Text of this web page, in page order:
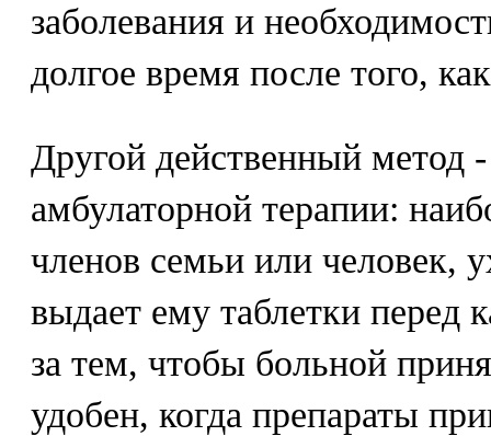
заболевания и
долгое время после того,
Другой действенный метод
амбулаторной терапии:
членов семьи или
выдает ему таблетки
за тем, чтобы больной
удобен, когда препараты